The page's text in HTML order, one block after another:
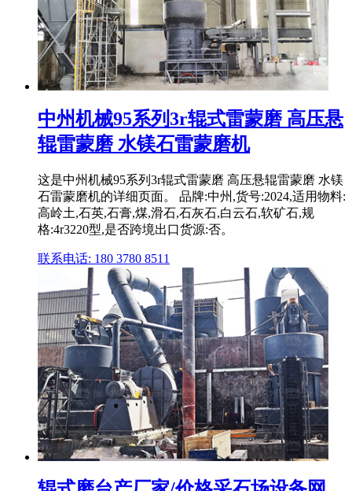
中州机械95系列3r辊式雷蒙磨 高压悬
辊雷蒙磨 水镁石雷蒙磨机
这是中州机械95系列3r辊式雷蒙磨 高压悬辊雷蒙磨 水镁
石雷蒙磨机的详细页面。 品牌:中州,货号:2024,适用物料:
高岭土,石英,石膏,煤,滑石,石灰石,白云石,软矿石,规
格:4r3220型,是否跨境出口货源:否。
联系电话: 180 3780 8511